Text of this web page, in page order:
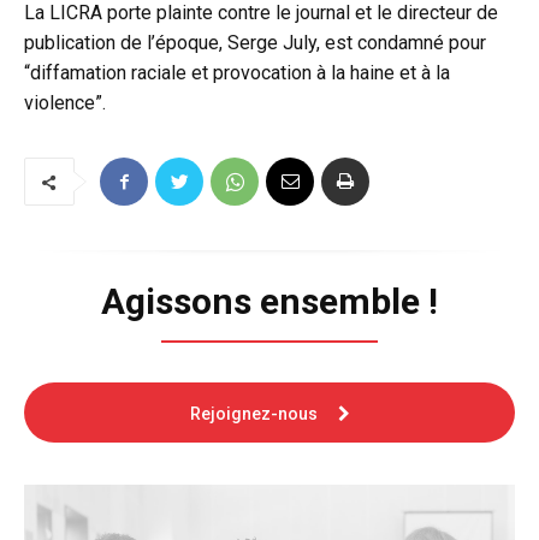
La LICRA porte plainte contre le journal et le directeur de
publication de l’époque, Serge July, est condamné pour
“diffamation raciale et provocation à la haine et à la
violence”.
Agissons ensemble !
Rejoignez-nous